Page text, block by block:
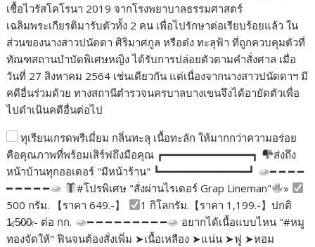
เชื้อไวรัสโคโรนา 2019 จากโรงพยาบาลธรรมศาสตร์
เฉลิมพระเกียรติมารับตัวทั้ง 2 คน เพื่อไปรักษาต่อเรียบร้อยแล้ว ใน
ส่วนของนางสาวปนัดดา ศิริมาศกูล หรือต๋ง ทะลุฟ้า ที่ถูกควบคุมตัวที่
ทัณฑสถานบำบัดพิเศษหญิง ได้รับการปล่อยตัวตามคำสั่งศาล เมื่อ
วันที่ 27 สิงหาคม 2564 เช่นเดียวกัน แต่เนื่องจากนางสาวปนัดดาฯ มี
คดีอื่นร่วมด้วย ทางสถานีตำรวจนครบาลบางเขนจึงได้อายัดตัวเพื่อ
ไปดำเนินคดีอื่นต่อไป
ทุเรียนเกรดพรีเมี่ยม กลิ่นทะลุ เนื้อทะลัก ให้มากกว่าความอร่อย
คือคุณภาพที่พร้อมเสิร์ฟถึงมือคุณ ┏━━━━━━━━━━━━━━┓
ส่งถึง
หน้าบ้านทุกออเดอร์ "มีหน้าร้าน" ┗━━━━━━━━━━━━━━┛
━ ━ ━ ━
━ ━ ━ ━ ━
#โปรพิเศษ "สั่งผ่านไรเดอร์ Grap Lineman"
»
500 กรัม. 【ราคา 649.-】
1 กิโลกรัม.【ราคา 1,199.-】ปกติ
1̷,5̷0̷0̷.- ต่อ กก.
━ ━ ━ ━ ━ ━ ━ ━ ━
อยากได้เนื้อแบบไหน "#หมู
ทองจัดให้" ฟินจนต้องสั่งเพิ่ม ➤เนื้อเหลือง ➤แน่น ➤ฟู ➤หอม